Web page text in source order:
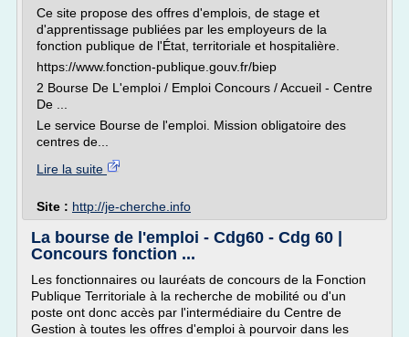
Ce site propose des offres d'emplois, de stage et
d'apprentissage publiées par les employeurs de la
fonction publique de l'État, territoriale et hospitalière.
https://www.fonction-publique.gouv.fr/biep
2 Bourse De L'emploi / Emploi Concours / Accueil - Centre
De ...
Le service Bourse de l'emploi. Mission obligatoire des
centres de...
Lire la suite
Site : http://je-cherche.info
La bourse de l'emploi - Cdg60 - Cdg 60 |
Concours fonction ...
Les fonctionnaires ou lauréats de concours de la Fonction
Publique Territoriale à la recherche de mobilité ou d'un
poste ont donc accès par l'intermédiaire du Centre de
Gestion à toutes les offres d'emploi à pourvoir dans les